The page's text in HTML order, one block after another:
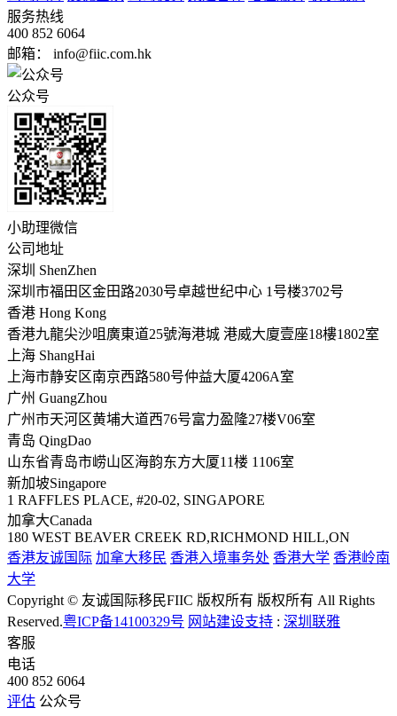
服务热线
400 852 6064
邮箱： info@fiic.com.hk
公众号
小助理微信
公司地址
深圳 ShenZhen
深圳市福田区金田路2030号卓越世纪中心 1号楼3702号
香港 Hong Kong
香港九龍尖沙咀廣東道25號海港城 港威大廈壹座18樓1802室
上海 ShangHai
上海市静安区南京西路580号仲益大厦4206A室
广州 GuangZhou
广州市天河区黄埔大道西76号富力盈隆27楼V06室
青岛 QingDao
山东省青岛市崂山区海韵东方大厦11楼 1106室
新加坡Singapore
1 RAFFLES PLACE, #20-02, SINGAPORE
加拿大Canada
180 WEST BEAVER CREEK RD,RICHMOND HILL,ON
香港友诚国际 加拿大移民 香港入境事务处 香港大学 香港岭南
大学
Copyright © 友诚国际移民FIIC 版权所有 版权所有 All Rights
Reserved.粤ICP备14100329号 网站建设支持 : 深圳联雅
客服
电话
400 852 6064
评估 公众号